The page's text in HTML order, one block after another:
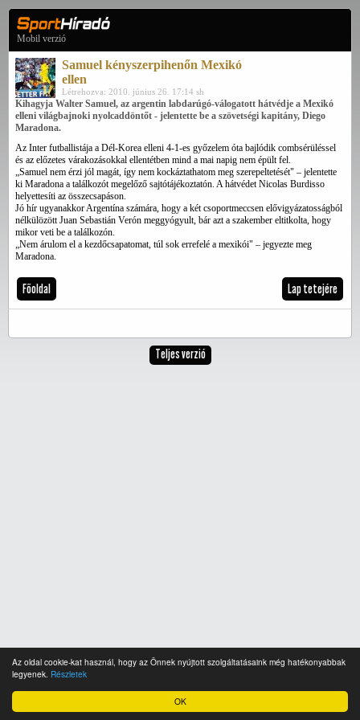
OK
Az oldal cookie-kat használ, hogy az Önnek nyújtott szolgáltatásaink még hatékonyabbak
legyenek. Részletek
Mobil verzió
Samuel kényszerpihenőn Mexikó
ellen
Létrehozva: 2010. június 26. 17:14 sh
Kihagyja Walter Samuel, az argentin labdarúgó-válogatott hátvédje a Mexikó
elleni világbajnoki nyolcaddöntőt - jelentette be a szövetségi kapitány, Diego
Maradona.
Az Inter futballistája a Dél-Korea elleni 4-1-es győzelem óta bajlódik combsérüléssel
és az előzetes várakozásokkal ellentétben mind a mai napig nem épült fel.
„Samuel nem érzi jól magát, így nem kockáztathatom meg szerepeltetését" – jelentette
ki Maradona a találkozót megelőző sajtótájékoztatón. A hátvédet Nicolas Burdisso
helyettesíti az összecsapáson.
Jó hír ugyanakkor Argentína számára, hogy a két csoportmeccsen elővigyázatosságból
nélkülözött Juan Sebastián Verón meggyógyult, bár azt a szakember eltitkolta, hogy
mikor veti be a találkozón.
„Nem árulom el a kezdőcsapatomat, túl sok errefelé a mexikói" – jegyezte meg
Maradona.
Főoldal Lap tetejére
Teljes verzió